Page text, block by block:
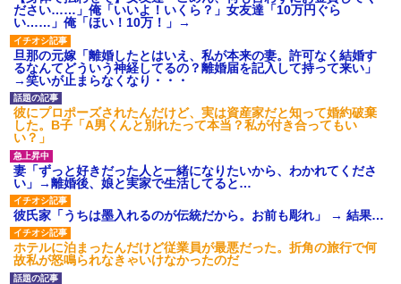
ださい……」俺「いいよ！いくら？」女友達「10万円ぐら
い……」俺「ほい！10万！」→
旦那の元嫁「離婚したとはいえ、私が本来の妻。許可なく結婚す
るなんてどういう神経してるの？離婚届を記入して持って来い」
→笑いが止まらなくなり・・・
彼にプロポーズされたんだけど、実は資産家だと知って婚約破棄
した。B子「A男くんと別れたって本当？私が付き合ってもい
い？」
妻「ずっと好きだった人と一緒になりたいから、わかれてくださ
い」→離婚後、娘と実家で生活してると…
彼氏家「うちは墨入れるのが伝統だから。お前も彫れ」 → 結果…
ホテルに泊まったんだけど従業員が最悪だった。折角の旅行で何
故私が怒鳴られなきゃいけなかったのだ